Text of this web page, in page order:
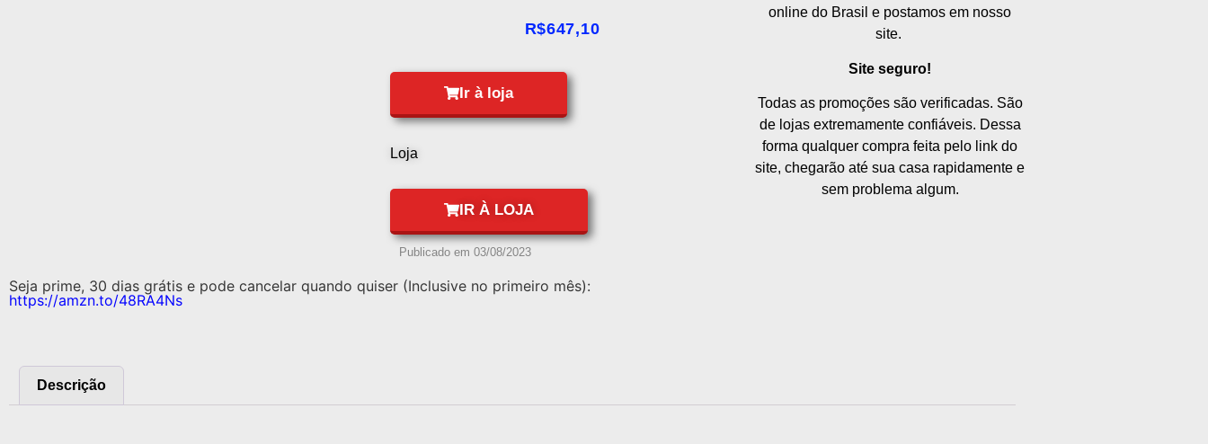
R$647,10
Ir à loja
Loja
IR À LOJA
Publicado em03/08/2023
online do Brasil e postamos em nosso
site.
Site seguro!
Todas as promoções são verificadas. São
de lojas extremamente confiáveis. Dessa
forma qualquer compra feita pelo link do
site, chegarão até sua casa rapidamente e
sem problema algum.
Seja prime, 30 dias grátis e pode cancelar quando quiser (Inclusive no primeiro mês):
https://amzn.to/48RA4Ns
Descrição